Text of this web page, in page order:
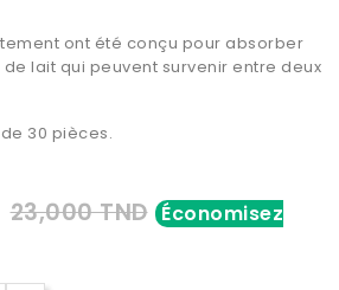
ont été conçu pour absorber
lait qui peuvent survenir entre deux
30 pièces.
23,000 TND Économisez